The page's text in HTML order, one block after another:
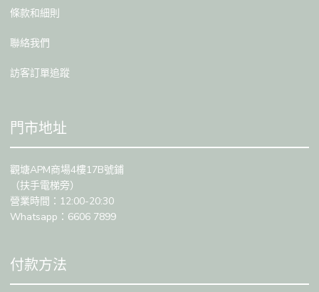
條款和細則
聯絡我們
訪客訂單追蹤
門市地址
觀塘APM商場4樓17B號鋪
（扶手電梯旁）
營業時間：12:00-20:30
Whatsapp：6606 7899
付款方法